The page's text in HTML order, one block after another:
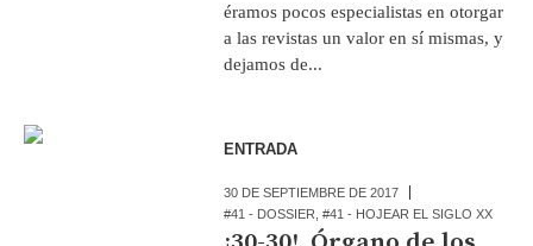
éramos pocos especialistas en otorgar
a las revistas un valor en sí mismas, y
dejamos de...
ENTRADA
30 DE SEPTIEMBRE DE 2017
#41 - DOSSIER ,#41 - HOJEAR EL SIGLO XX